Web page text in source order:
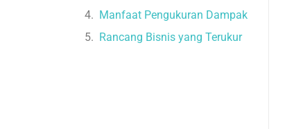
Manfaat Pengukuran Dampak
Rancang Bisnis yang Terukur